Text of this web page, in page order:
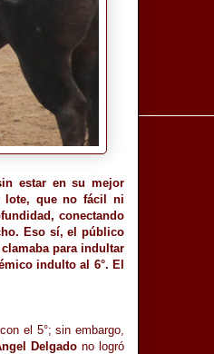
estar en su mejor
lote, que no fácil ni
conectando
Eso sí, el público
para indultar
indulto al 6°. El
el 5°; sin embargo,
Delgado no logró